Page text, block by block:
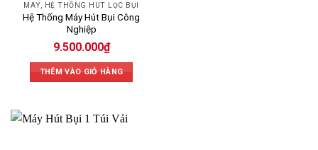
MÁY, HỆ THỐNG HÚT LỌC BỤI
Hệ Thống Máy Hút Bụi Công
Nghiệp
9.500.000₫
THÊM VÀO GIỎ HÀNG